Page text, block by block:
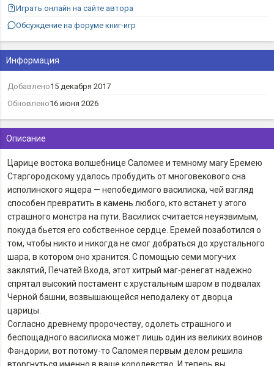
Описание
Царице востока волшебнице Саломее и темному магу Еремею
Старгородскому удалось пробудить от многовекового сна
исполинского ящера — непобедимого василиска, чей взгляд
способен превратить в камень любого, кто встанет у этого
страшного монстра на пути. Василиск считается неуязвимым,
покуда бьется его собственное сердце. Еремей позаботился о
том, чтобы никто и никогда не смог добраться до хрустального
шара, в котором оно хранится. С помощью семи могучих
заклятий, Печатей Входа, этот хитрый маг-ренегат надежно
спрятал высокий постамент с хрустальным шаром в подвалах
Черной башни, возвышающейся неподалеку от дворца
царицы.
Согласно древнему пророчеству, одолеть страшного и
беспощадного василиска может лишь один из великих воинов
Фандории, вот потому-то Саломея первым делом решила
вторгнуться именно в ваше королевство. И теперь вы,
Играть онлайн на сайте автора
Обсуждение на форуме книг-игр
Информация
Добавлено15 декабря 2017
Обновлено16 июня 2026